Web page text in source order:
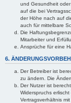
und Gesundheit
auf die bei
der Höhe nach auf
auch für mittelbare
Die
Mitarbeiter und
Ansprüche für eine
6.
Der Betreiber ist
zu ändern. Die
Der Nutzer ist
Widerspruchs
Vertragsverhältnis mit